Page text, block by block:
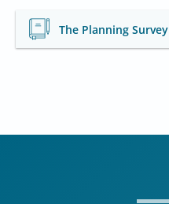
The Planning Survey